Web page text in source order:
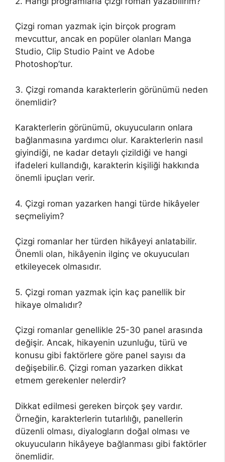
Çizgi roman yazmak için birçok program
mevcuttur, ancak en popüler olanları Manga
Studio, Clip Studio Paint ve Adobe
Photoshop’tur.
3. Çizgi romanda karakterlerin görünümü neden
önemlidir?
Karakterlerin görünümü, okuyucuların onlara
bağlanmasına yardımcı olur. Karakterlerin nasıl
giyindiği, ne kadar detaylı çizildiği ve hangi
ifadeleri kullandığı, karakterin kişiliği hakkında
önemli ipuçları verir.
4. Çizgi roman yazarken hangi türde hikâyeler
seçmeliyim?
Çizgi romanlar her türden hikâyeyi anlatabilir.
Önemli olan, hikâyenin ilginç ve okuyucuları
etkileyecek olmasıdır.
5. Çizgi roman yazmak için kaç panellik bir
hikaye olmalıdır?
Çizgi romanlar genellikle 25-30 panel arasında
değişir. Ancak, hikayenin uzunluğu, türü ve
konusu gibi faktörlere göre panel sayısı da
değişebilir.6. Çizgi roman yazarken dikkat
etmem gerekenler nelerdir?
Dikkat edilmesi gereken birçok şey vardır.
Örneğin, karakterlerin tutarlılığı, panellerin
düzenli olması, diyalogların doğal olması ve
okuyucuların hikâyeye bağlanması gibi faktörler
önemlidir.